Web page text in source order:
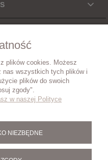
plików cookies. Możesz
nas wszystkich tych plików i
plików do swoich
zgody".
w naszej Polityce
NIEZBĘDNE